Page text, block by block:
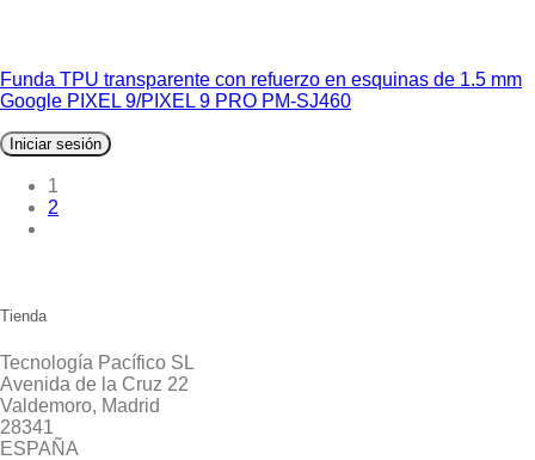
Funda TPU transparente con refuerzo en esquinas de 1.5 mm
Google PIXEL 9/PIXEL 9 PRO PM-SJ460
Iniciar sesión
1
2
Tienda
Tecnología Pacífico SL
Avenida de la Cruz 22
Valdemoro, Madrid
28341
ESPAÑA